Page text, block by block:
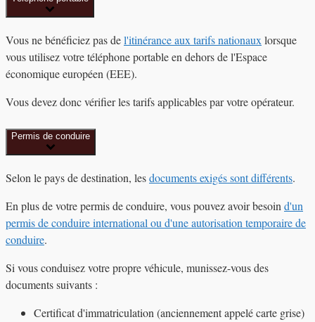
Vous ne bénéficiez pas del'itinérance aux tarifs nationaux lorsque
vous utilisez votre téléphone portable en dehors de l'Espace
économique européen (EEE).
Vous devez donc vérifier les tarifs applicables par votre opérateur.
Permis de conduire
Selon le pays de destination, lesdocuments exigés sont différents.
En plus de votre permis de conduire, vous pouvez avoir besoin d'un
permis de conduire international ou d'une autorisation temporaire de
conduire.
Si vous conduisez votre propre véhicule, munissez-vous des
documents suivants :
Certificat d'immatriculation (anciennement appelécarte grise)